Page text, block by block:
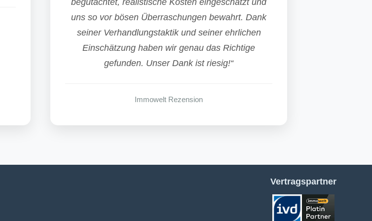
begutachtet, realistische Kosten eingeschätzt und
uns so vor bösen Überraschungen bewahrt. Dank
seiner Verhandlungstaktik und seiner ehrlichen
Einschätzung haben wir genau das Richtige
gefunden. Unser Dank ist riesig!“
Immowelt Rezension
Vertragspartner